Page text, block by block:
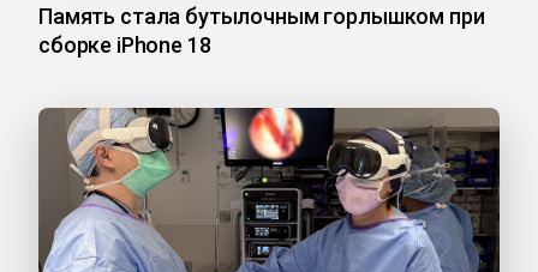
Память стала бутылочным горлышком при
сборке iPhone 18